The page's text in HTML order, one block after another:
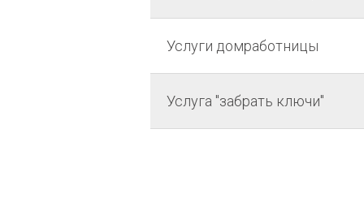
Услуги домработницы
Услуга "забрать ключи"